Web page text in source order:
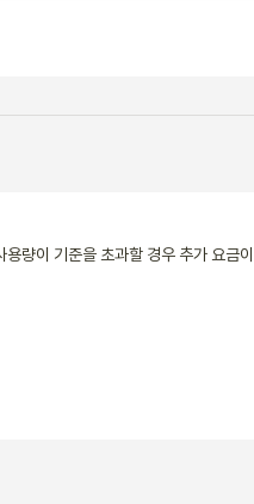
량이 기준을 초과할 경우 추가 요금